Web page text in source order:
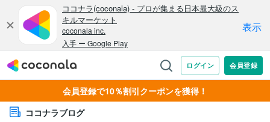
会員登録で10％割引クーポンを獲得！
ココナラブログ